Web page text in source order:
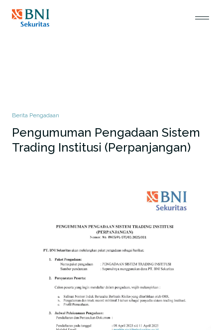
Berita Pengadaan
Pengumuman Pengadaan Sistem
Trading Institusi (Perpanjangan)